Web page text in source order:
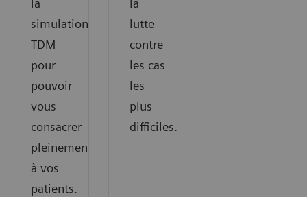
la
simulation
TDM
pour
pouvoir
vous
consacrer
pleinement
à vos
patients.
la
lutte
contre
les cas
les
plus
difficiles.